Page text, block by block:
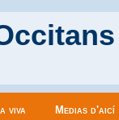
viva Medias d'aicí